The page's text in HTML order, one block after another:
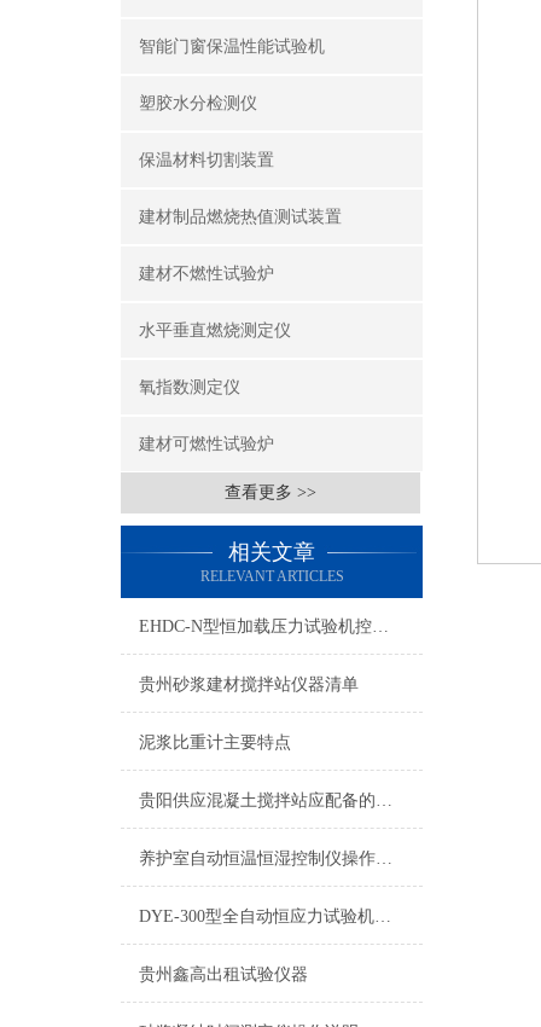
智能门窗保温性能试验机
塑胶水分检测仪
保温材料切割装置
建材制品燃烧热值测试装置
建材不燃性试验炉
水平垂直燃烧测定仪
氧指数测定仪
建材可燃性试验炉
查看更多 >>
相关文章
RELEVANT ARTICLES
EHDC-N型恒加载压力试验机控制系统操作说明书
贵州砂浆建材搅拌站仪器清单
泥浆比重计主要特点
贵阳供应混凝土搅拌站应配备的仪器及标准
养护室自动恒温恒湿控制仪操作规程
DYE-300型全自动恒应力试验机经济型
贵州鑫高出租试验仪器